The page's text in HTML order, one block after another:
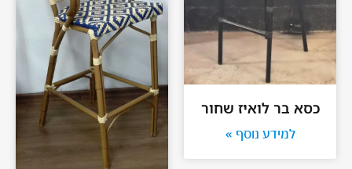
כסא בר לואיז שחור
למידע נוסף »